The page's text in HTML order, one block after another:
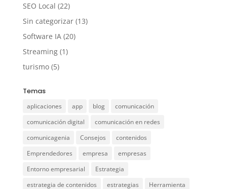
SEO Local (22)
Sin categorizar(13)
Software IA(20)
Streaming(1)
turismo(5)
Temas
aplicaciones app blog
comunicación
comunicación digital
comunicación en redes
comunicagenia
Consejos
contenidos
Emprendedores
empresa
empresas
Entorno empresarial
Estrategia
estrategia de contenidos
estrategias Herramienta